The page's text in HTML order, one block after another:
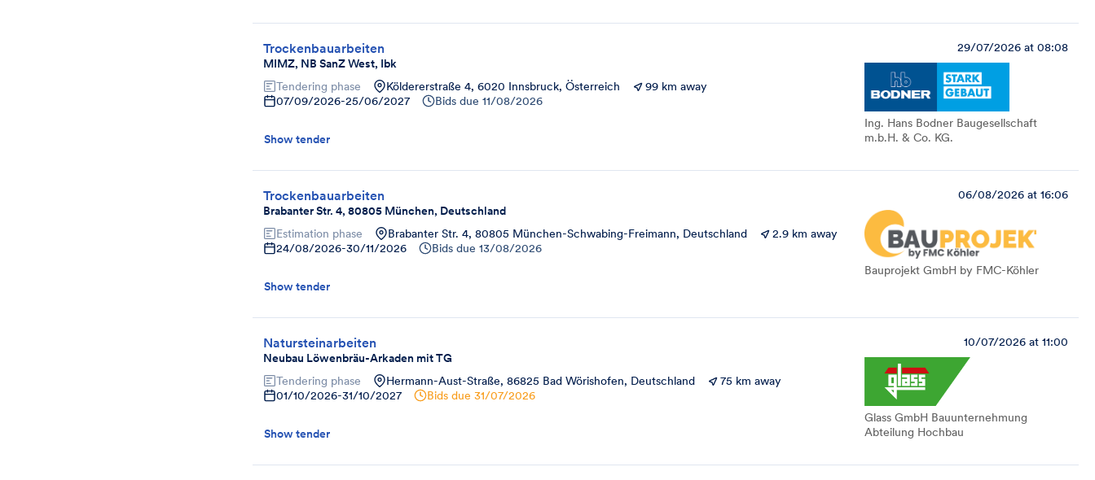
Trockenbauarbeiten
MIMZ, NB SanZ West, Ibk
29/07/2026 at 08:08
Tendering phase Köldererstraße 4, 6020 Innsbruck, Österreich
99 km away
07/09/2026-25/06/2027 Bids due 11/08/2026
Ing. Hans Bodner Baugesellschaft
m.b.H. & Co. KG.
Show tender
Trockenbauarbeiten
Brabanter Str. 4, 80805 München, Deutschland
06/08/2026 at 16:06
Estimation phase Brabanter Str. 4, 80805 München-Schwabing-Freimann, Deutschland
2.9 km away
24/08/2026-30/11/2026 Bids due 13/08/2026
Bauprojekt GmbH by FMC-Köhler
Show tender
Natursteinarbeiten
Neubau Löwenbräu-Arkaden mit TG
10/07/2026 at 11:00
Tendering phase Hermann-Aust-Straße, 86825 Bad Wörishofen, Deutschland
75 km away
01/10/2026-31/10/2027 Bids due 31/07/2026
Glass GmbH Bauunternehmung
Abteilung Hochbau
Show tender